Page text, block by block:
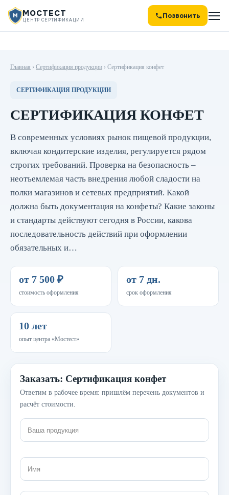
МОСТЕСТ
ЦЕНТР СЕРТИФИКАЦИИ Позвонить
Главная › Сертификация продукции › Сертификация конфет
СЕРТИФИКАЦИЯ ПРОДУКЦИИ
СЕРТИФИКАЦИЯ КОНФЕТ
В современных условиях рынок пищевой продукции,
включая кондитерские изделия, регулируется рядом
строгих требований. Проверка на безопасность –
неотъемлемая часть внедрения любой сладости на
полки магазинов и сетевых предприятий. Какой
должна быть документация на конфеты? Какие законы
и стандарты действуют сегодня в России, какова
последовательность действий при оформлении
обязательных и…
от 7 500 ₽
стоимость оформления
от 7 дн.
срок оформления
10 лет
опыт центра «Мостест»
Заказать: Сертификация конфет
Ответим в рабочее время: пришлём перечень документов и
расчёт стоимости.